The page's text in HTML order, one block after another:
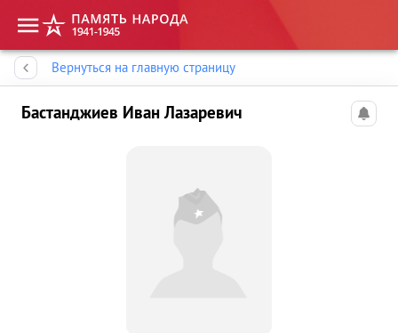
Вернуться на главную страницу
Бастанджиев Иван Лазаревич
Память народа